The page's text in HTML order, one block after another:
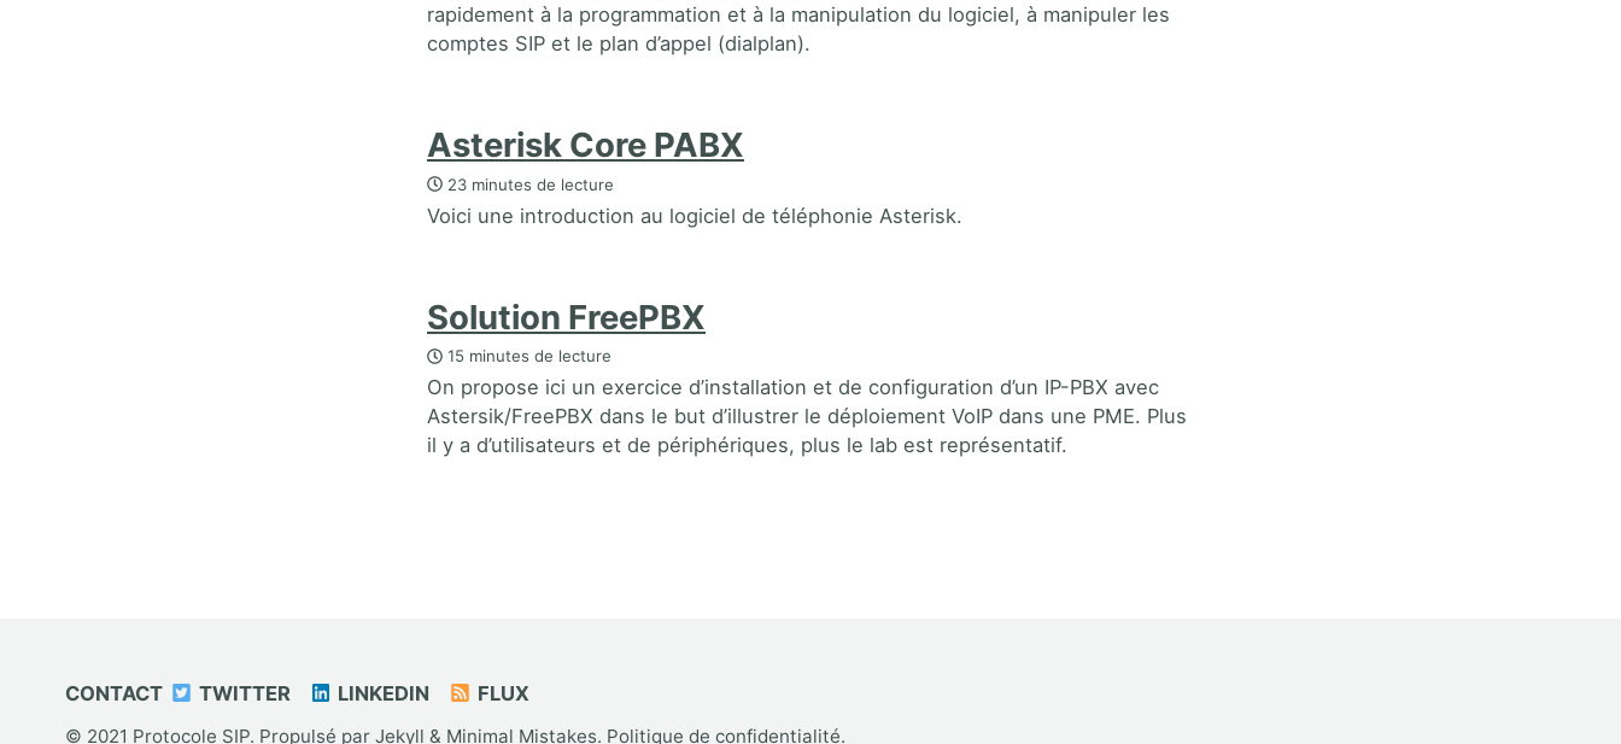
rapidement à la programmation et à la manipulation du logiciel, à manipuler les
comptes SIP et le plan d’appel (dialplan).
Asterisk Core PABX
23 minutes de lecture
Voici une introduction au logiciel de téléphonie Asterisk.
Solution FreePBX
15 minutes de lecture
On propose ici un exercice d’installation et de configuration d’un IP-PBX avec
Astersik/FreePBX dans le but d’illustrer le déploiement VoIP dans une PME. Plus
il y a d’utilisateurs et de périphériques, plus le lab est représentatif.
CONTACT TWITTER LINKEDIN FLUX
© 2021 Protocole SIP. Propulsé par Jekyll & Minimal Mistakes. Politique de confidentialité.